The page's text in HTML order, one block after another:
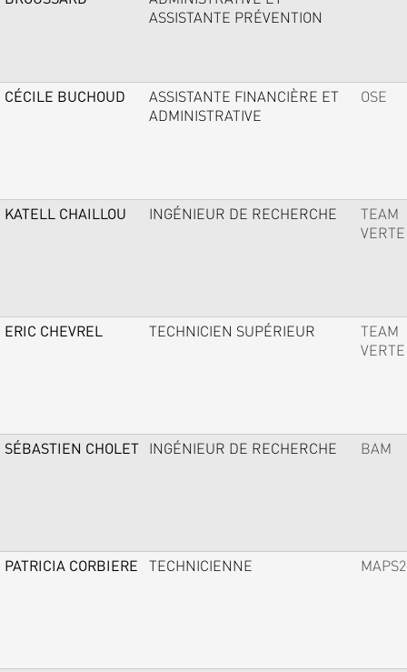
ASSISTANTE PRÉVENTION
CÉCILE BUCHOUD
ASSISTANTE FINANCIÈRE ET
ADMINISTRATIVE
OSE
KATELL CHAILLOU INGÉNIEUR DE RECHERCHE
TEAM
VERTE
ERIC CHEVREL TECHNICIEN SUPÉRIEUR
TEAM
VERTE
SÉBASTIEN CHOLET INGÉNIEUR DE RECHERCHE BAM
PATRICIA CORBIERE TECHNICIENNE MAPS2